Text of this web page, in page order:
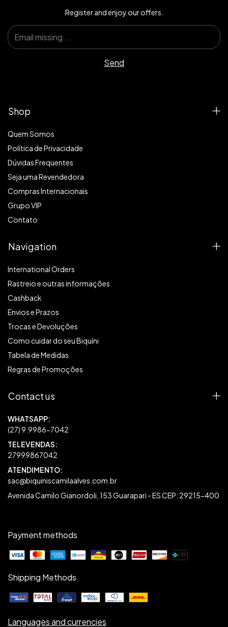
Register and enjoy our offers.
Shop
Quem Somos
Política de Privacidade
Dúvidas Frequentes
Seja uma Revendedora
Compras Internacionais
Grupo VIP
Contato
Navigation
International Orders
Rastreio e outras informações
Cashback
Envios e Prazos
Trocas e Devoluções
Como cuidar do seu Biquíni
Tabela de Medidas
Regras de Promoções
Contact us
27999867042
sac@biquiniscamilaalves.com.br
Avenida Camilo Gianordoli, 153 Guarapari - ES CEP: 29215-400
Payment methods
Shipping Methods
Languages and currencies